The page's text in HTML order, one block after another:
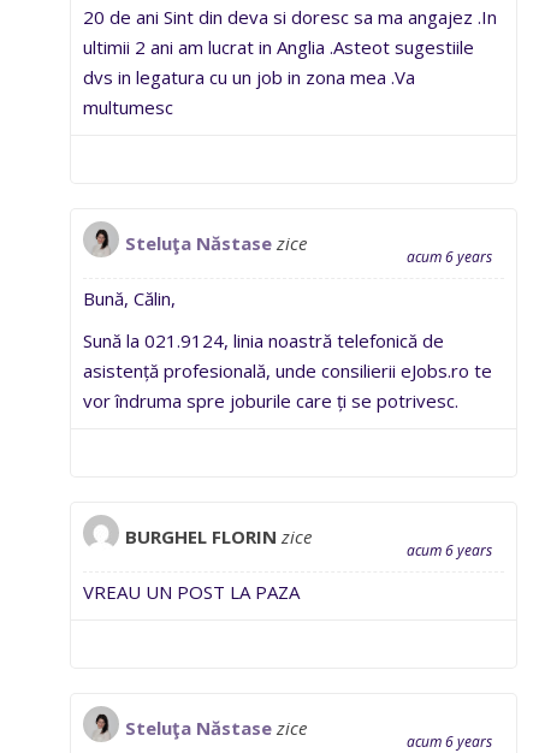
20 de ani Sint din deva si doresc sa ma angajez .In
ultimii 2 ani am lucrat in Anglia .Asteot sugestiile
dvs in legatura cu un job in zona mea .Va
multumesc
Steluţa Năstase zice
acum 6 years
Bună, Călin,
Sună la 021.9124, linia noastră telefonică de
asistență profesională, unde consilierii eJobs.ro te
vor îndruma spre joburile care ți se potrivesc.
BURGHEL FLORIN zice
acum 6 years
VREAU UN POST LA PAZA
Steluţa Năstase zice
acum 6 years